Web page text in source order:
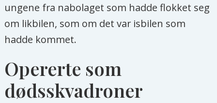
ungene fra nabolaget som hadde flokket seg
om likbilen, som om det var isbilen som
hadde kommet.
Opererte som
dødsskvadroner